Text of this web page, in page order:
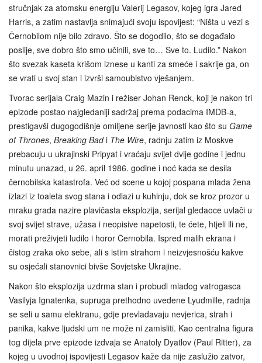
stručnjak za atomsku energiju Valerij Legasov, kojeg igra Jared
Harris, a zatim nastavlja snimajući svoju ispovijest: “Ništa u vezi s
Černobilom nije bilo zdravo. Što se dogodilo, što se događalo
poslije, sve dobro što smo učinili, sve to… Sve to. Ludilo.” Nakon
što svezak kaseta krišom iznese u kanti za smeće i sakrije ga, on
se vrati u svoj stan i izvrši samoubistvo vješanjem.
Tvorac serijala Craig Mazin i režiser Johan Renck, koji je nakon tri
epizode postao najgledaniji sadržaj prema podacima IMDB-a,
prestigavši dugogodišnje omiljene serije javnosti kao što su Game
of Thrones, Breaking Badi The Wire, radnju zatim iz Moskve
prebacuju u ukrajinski Pripyat i vraćaju svijet dvije godine i jednu
minutu unazad, u 26. april 1986. godine i noć kada se desila
černobilska katastrofa. Već od scene u kojoj pospana mlada žena
izlazi iz toaleta svog stana i odlazi u kuhinju, dok se kroz prozor u
mraku grada nazire plavičasta eksplozija, serijal gledaoce uvlači u
svoj svijet strave, užasa i neopisive napetosti, te ćete, htjeli ili ne,
morati preživjeti ludilo i horor Černobila. Ispred malih ekrana i
čistog zraka oko sebe, ali s istim strahom i neizvjesnošću kakve
su osjećali stanovnici bivše Sovjetske Ukrajine.
Nakon što eksplozija uzdrma stan i probudi mladog vatrogasca
Vasilyja Ignatenka, supruga prethodno uvedene Lyudmille, radnja
se seli u samu elektranu, gdje prevladavaju nevjerica, strah i
panika, kakve ljudski um ne može ni zamisliti. Kao centralna figura
tog dijela prve epizode izdvaja se Anatoly Dyatlov (Paul Ritter), za
kojeg u uvodnoj ispovijesti Legasov kaže da nije zaslužio zatvor,